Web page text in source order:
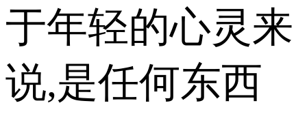
于年轻的心灵来
说,是任何东西